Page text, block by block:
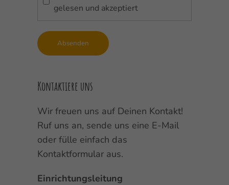
gelesen und akzeptiert
Absenden
Kontaktiere uns
Wir freuen uns auf Deinen Kontakt!
Ruf uns an, sende uns eine E-Mail
oder fülle einfach das
Kontaktformular aus.
Einrichtungsleitung